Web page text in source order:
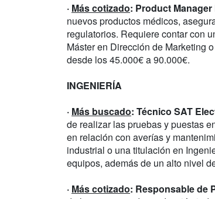
· Más cotizado: Product
nuevos productos médicos,
regulatorios. Requiere contar con
Máster en Dirección de Marketing
desde los 45.000€ a 90.000€.
INGENIERÍA
· Más buscado: Técnico SAT
de realizar las pruebas y puestas
en relación con averías y
industrial o una titulación en
equipos, además de un alto nivel
· Más cotizado: Responsable de